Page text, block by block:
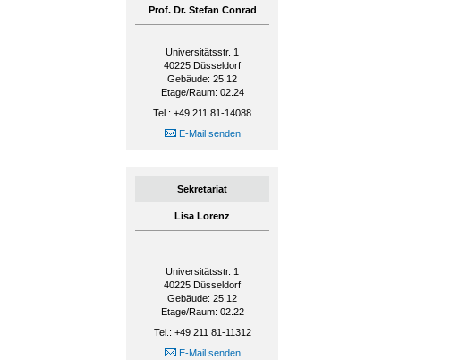
Prof. Dr. Stefan Conrad
Universitätsstr. 1
40225 Düsseldorf
Gebäude: 25.12
Etage/Raum: 02.24
Tel.: +49 211 81-14088
E-Mail senden
Sekretariat
Lisa Lorenz
Universitätsstr. 1
40225 Düsseldorf
Gebäude: 25.12
Etage/Raum: 02.22
Tel.: +49 211 81-11312
E-Mail senden